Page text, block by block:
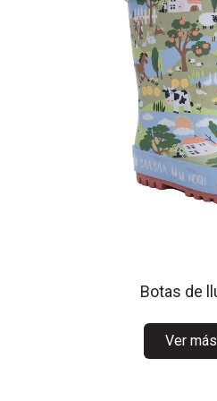
Botas de
Ver más